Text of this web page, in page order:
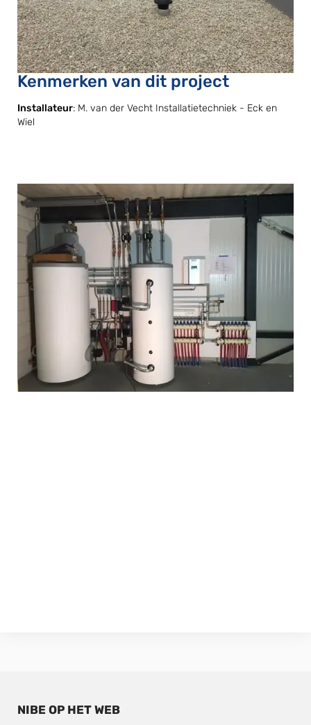
Kenmerken van dit project
Installateur: M. van der Vecht Installatietechniek - Eck en
Wiel
NIBE OP HET WEB